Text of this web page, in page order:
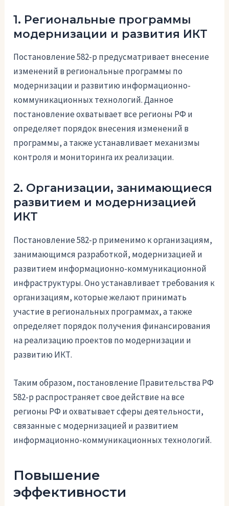
1. Региональные программы
модернизации и развития ИКТ
Постановление 582-р предусматривает внесение
изменений в региональные программы по
модернизации и развитию информационно-
коммуникационных технологий. Данное
постановление охватывает все регионы РФ и
определяет порядок внесения изменений в
программы, а также устанавливает механизмы
контроля и мониторинга их реализации.
2. Организации, занимающиеся
развитием и модернизацией
ИКТ
Постановление 582-р применимо к организациям,
занимающимся разработкой, модернизацией и
развитием информационно-коммуникационной
инфраструктуры. Оно устанавливает требования к
организациям, которые желают принимать
участие в региональных программах, а также
определяет порядок получения финансирования
на реализацию проектов по модернизации и
развитию ИКТ.
Таким образом, постановление Правительства РФ
582-р распространяет свое действие на все
регионы РФ и охватывает сферы деятельности,
связанные с модернизацией и развитием
информационно-коммуникационных технологий.
Повышение
эффективности